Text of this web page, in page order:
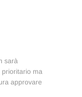
sarà
prioritario ma
approvare